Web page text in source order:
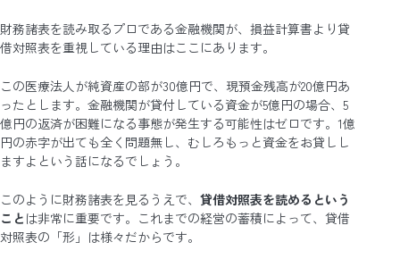
財務諸表を読み取るプロである金融機関が、損益計算書より貸
借対照表を重視している理由はここにあります。
この医療法人が純資産の部が30億円で、現預金残高が20億円あ
ったとします。金融機関が貸付している資金が5億円の場合、5
億円の返済が困難になる事態が発生する可能性はゼロです。1億
円の赤字が出ても全く問題無し、むしろもっと資金をお貸しし
ますよという話になるでしょう。
このように財務諸表を見るうえで、 貸借対照表を読めるという
こと は非常に重要です。これまでの経営の蓄積によって、貸借
対照表の「形」は様々だからです。